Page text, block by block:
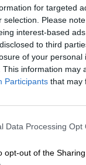
for targeted
selection. Please
interest-based
to third
of your personal
This information may
Participants that may
Data Processing Opt
opt-out of the
sobre
junto
este
móviles y
supone
de
del